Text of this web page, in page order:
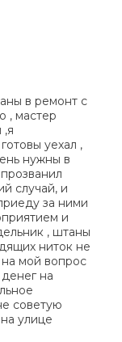
в ремонт с
, мастер
,я
уехал ,
нужны в
случай, и
за ними
и
, штаны
ниток не
мой вопрос
на
советую
улице